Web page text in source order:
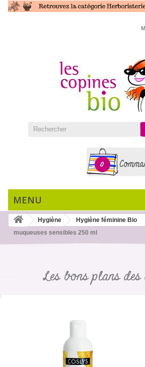
0
MENU
Hygiène Hygiène féminine Bio
muqueuses sensibles 250 ml
Les bons plans des